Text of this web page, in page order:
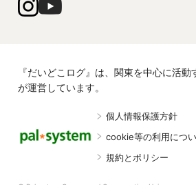
『だいどこログ』は、関東を中心に活
が運営しています。
個人情報保護方針
cookie等の利用につ
規約とポリシー